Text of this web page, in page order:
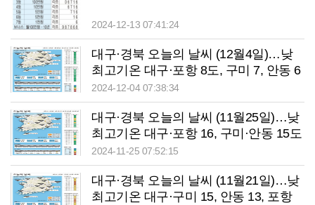
2024-12-13 07:41:24
대구·경북 오늘의 날씨 (12월4일)…낮
최고기온 대구·포항 8도, 구미 7, 안동 6
도
2024-12-04 07:38:34
대구·경북 오늘의 날씨 (11월25일)…낮
최고기온 대구·포항 16, 구미·안동 15도
2024-11-25 07:52:15
대구·경북 오늘의 날씨 (11월21일)…낮
최고기온 대구·구미 15, 안동 13, 포항